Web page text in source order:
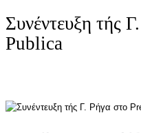
Συνέντευξη τής
Publica